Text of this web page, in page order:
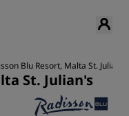
Blu Resort, Malta St. Julian's
St. Julian's